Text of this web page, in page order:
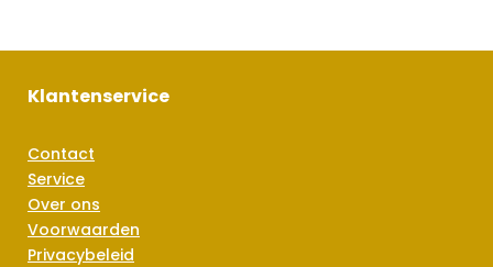
Klantenservice
Contact
Service
Over ons
Voorwaarden
Privacybeleid